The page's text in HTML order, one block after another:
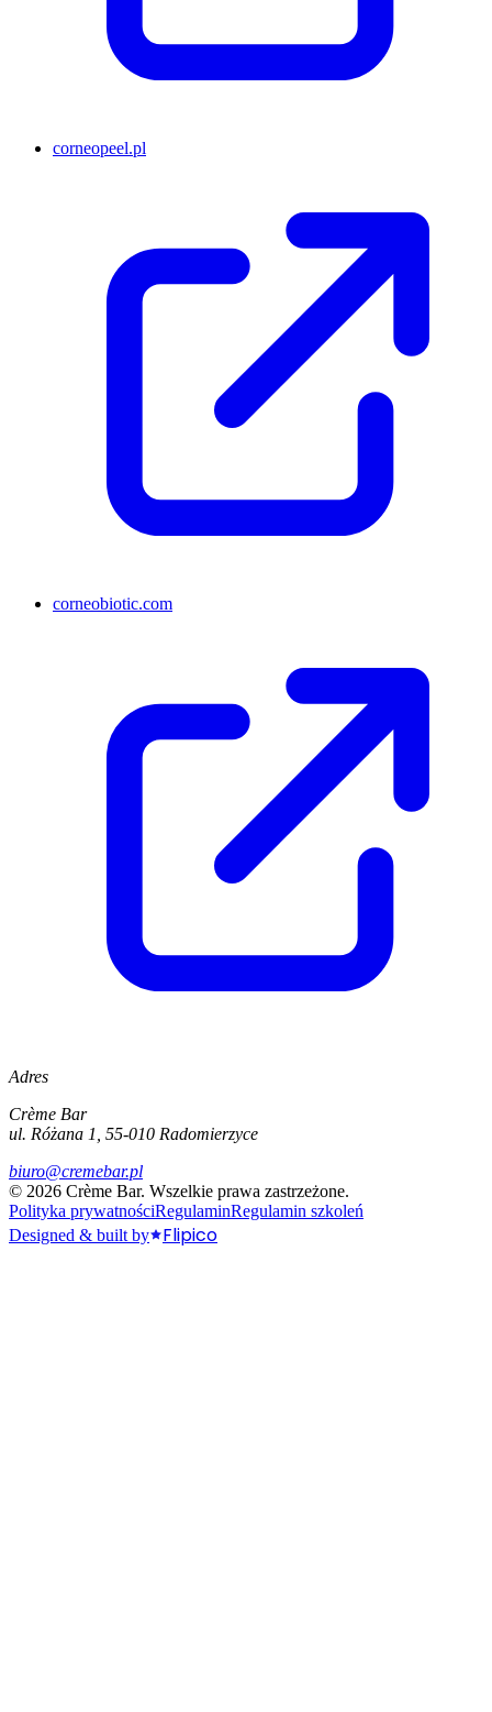
corneopeel.pl
corneobiotic.com
Adres
Crème Bar
ul. Różana 1, 55-010 Radomierzyce
biuro@cremebar.pl
© 2026 Crème Bar. Wszelkie prawa zastrzeżone.
Polityka prywatnościRegulaminRegulamin szkoleń
Designed & built by
Flipico